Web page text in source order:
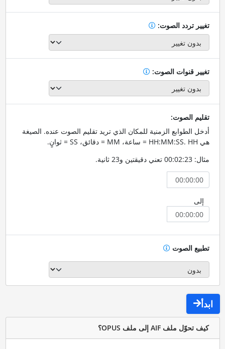
تغيير تردد الصوت:
تغيير قنوات الصوت:
تقليم الصوت:
أدخل الطوابع الزمنية للمكان الذي تريد تقليم الصوت عنده. الصيغة
هي HH:MM:SS. HH = ساعة، MM = دقائق، SS = ثوانٍ.
مثال: 00:02:23 تعني دقيقتين و23 ثانية.
إلى
تطبيع الصوت
ابدأ
كيف تحوّل ملف AIF إلى ملف OPUS؟